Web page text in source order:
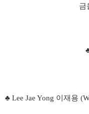
금
♣ Lee Jae Yong 이재용